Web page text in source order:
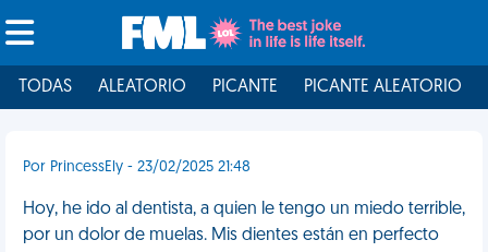
TODAS ALEATORIO PICANTE PICANTE ALEATORIO
Por PrincessEly - 23/02/2025 21:48
Hoy, he ido al dentista, a quien le tengo un miedo terrible,
por un dolor de muelas. Mis dientes están en perfecto